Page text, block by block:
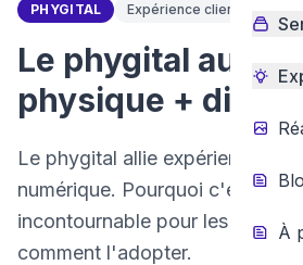
À
PHYGITAL Expérience client
Le phygital au
physique + digital
Le phygital allie expérience
numérique. Pourquoi c'est une
incontournable pour les
comment l'adopter.